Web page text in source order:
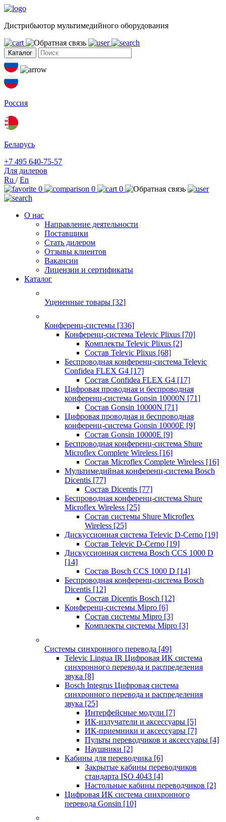
Дистрибьютор мультимедийного оборудования
Каталог
Россия
Беларусь
+7 495 640-75-57
Для дилеров
Ru /En
0
0 0
О нас
Направление деятельности
Поставщики
Стать дилером
Отзывы клиентов
Вакансии
Лицензии и сертификаты
Каталог
Уцененные товары [32]
Конференц-системы [336]
Конференц-система Televic Plixus [70]
Комплекты Televic Plixus [2]
Состав Televic Plixus [68]
Беспроводная конференц-система Televic
Confidea FLEX G4 [17]
Состав Confidea FLEX G4 [17]
Цифровая проводная и беспроводная
конференц-система Gonsin 10000N [71]
Состав Gonsin 10000N [71]
Цифровая проводная и беспроводная
конференц-система Gonsin 10000E [9]
Состав Gonsin 10000E [9]
Беспроводная конференц-система Shure
Microflex Complete Wireless [16]
Состав Microflex Complete Wireless [16]
Мультимедийная конференц-система Bosch
Dicentis [77]
Состав Dicentis [77]
Беспроводная конференц-система Shure
Microflex Wireless [25]
Состав системы Shure Microflex
Wireless [25]
Дискуссионная система Televic D-Cerno [19]
Состав Televic D-Cerno [19]
Дискуссионная система Bosch CCS 1000 D
[14]
Состав Bosch CCS 1000 D [14]
Беспроводная конференц-система Bosch
Dicentis [12]
Состав Dicentis Bosch [12]
Конференц-системы Mipro [6]
Состав системы Mipro [3]
Комплекты системы Mipro [3]
Системы синхронного перевода [49]
Televic Lingua IR Цифровая ИК система
синхронного перевода и распределения
звука [8]
Bosch Integrus Цифровая система
синхронного перевода и распределения
звука [25]
Интерфейсные модули [7]
ИК-излучатели и аксессуары [5]
ИК-приемники и аксессуары [7]
Пульты переводчиков и аксессуары [4]
Наушники [2]
Кабины для переводчика [6]
Закрытые кабины переводчиков
стандарта ISO 4043 [4]
Настольные кабины переводчиков [2]
Цифровая ИК система синхронного
перевода Gonsin [10]